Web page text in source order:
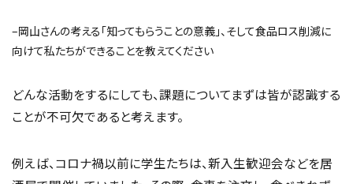
–岡山さんの考える「知ってもらうことの意義」、そして食品ロス削減に
向けて私たちができることを教えてください
どんな活動をするにしても、課題についてまずは皆が認識する
ことが不可欠であると考えます。
例えば、コロナ禍以前に学生たちは、新入生歓迎会などを居